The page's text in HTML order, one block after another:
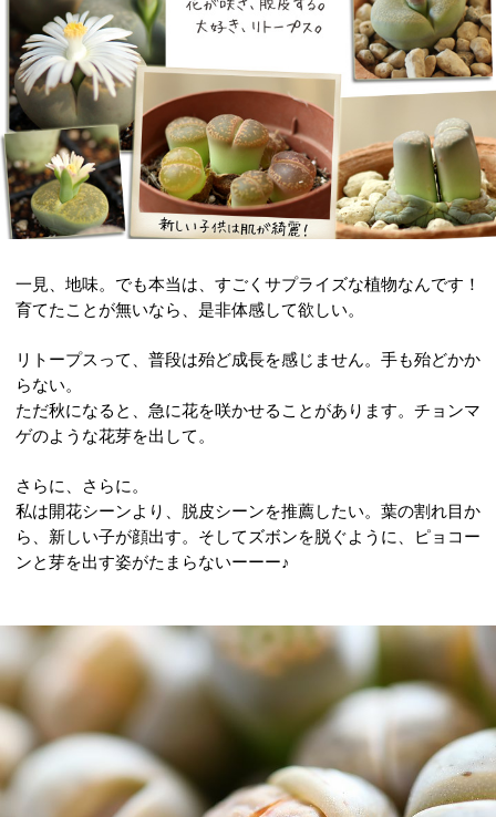
一見、地味。でも本当は、すごくサプライズな植物なんです！
育てたことが無いなら、是非体感して欲しい。
リトープスって、普段は殆ど成長を感じません。手も殆どかか
らない。
ただ秋になると、急に花を咲かせることがあります。チョンマ
ゲのような花芽を出して。
さらに、さらに。
私は開花シーンより、脱皮シーンを推薦したい。葉の割れ目か
ら、新しい子が顔出す。そしてズボンを脱ぐように、ピョコー
ンと芽を出す姿がたまらないーーー♪